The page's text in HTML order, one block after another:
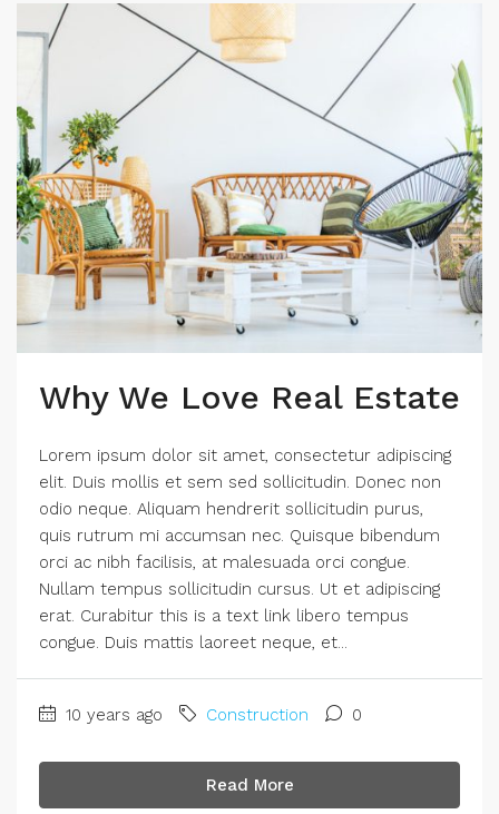
Why We Love Real Estate
Lorem ipsum dolor sit amet, consectetur adipiscing
elit. Duis mollis et sem sed sollicitudin. Donec non
odio neque. Aliquam hendrerit sollicitudin purus,
quis rutrum mi accumsan nec. Quisque bibendum
orci ac nibh facilisis, at malesuada orci congue.
Nullam tempus sollicitudin cursus. Ut et adipiscing
erat. Curabitur this is a text link libero tempus
congue. Duis mattis laoreet neque, et...
10 years ago Construction 0
Read More